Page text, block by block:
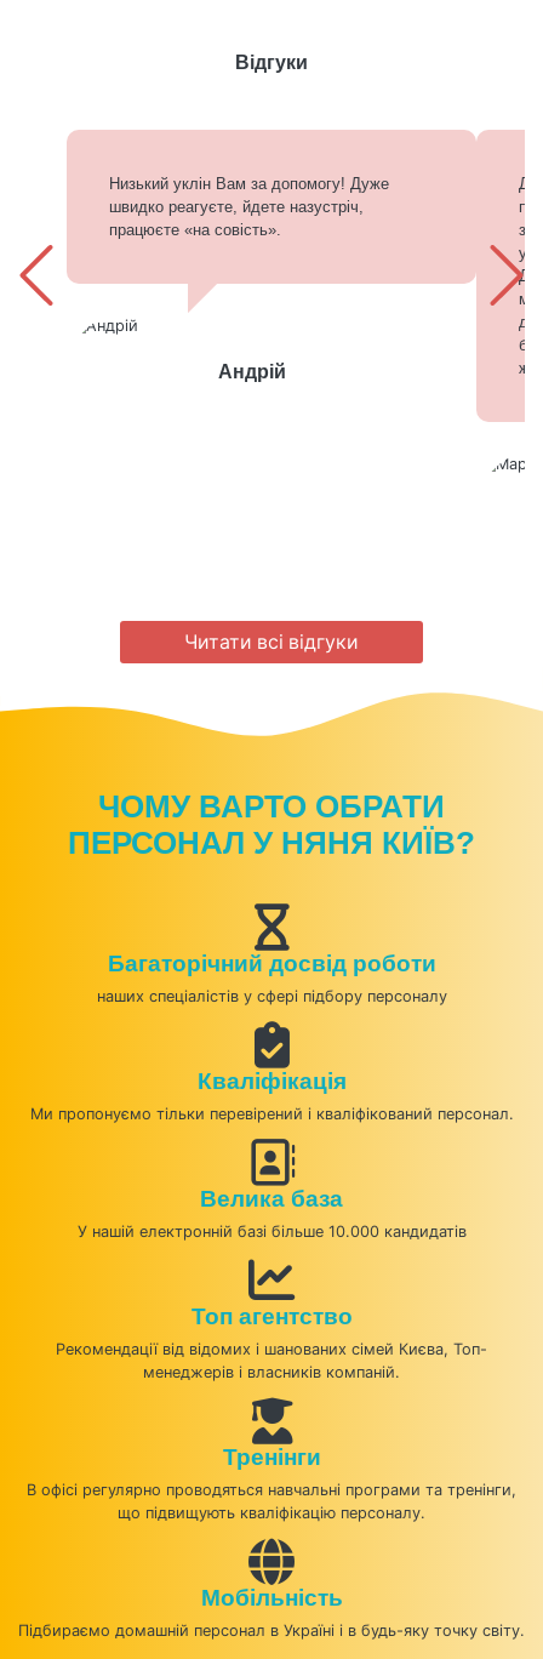
Відгуки
Низький уклін Вам за допомогу! Дуже
швидко реагуєте, йдете назустріч,
працюєте «на совість».
Андрій
у
Читати всі відгуки
ЧОМУ ВАРТО ОБРАТИ
ПЕРСОНАЛ У НЯНЯ КИЇВ?
Багаторічний досвід роботи
наших спеціалістів у сфері підбору персоналу
Кваліфікація
Ми пропонуємо тільки перевірений і кваліфікований персонал.
Велика база
У нашій електронній базі більше 10.000 кандидатів
Топ агентство
Рекомендації від відомих і шанованих сімей Києва, Топ-
менеджерів і власників компаній.
Тренінги
В офісі регулярно проводяться навчальні програми та тренінги,
що підвищують кваліфікацію персоналу.
Мобільність
Підбираємо домашній персонал в Україні і в будь-яку точку світу.